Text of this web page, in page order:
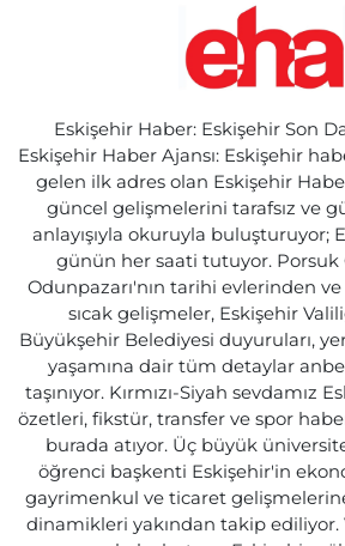
Eskişehir Haber: Eskişehir Son
Eskişehir Haber Ajansı: Eskişehir
gelen ilk adres olan Eskişehir
güncel gelişmelerini tarafsız ve
anlayışıyla okuruyla buluşturuyor;
günün her saati tutuyor. Porsuk
Odunpazarı'nın tarihi evlerinden ve
sıcak gelişmeler, Eskişehir
Büyükşehir Belediyesi duyuruları,
yaşamına dair tüm detaylar
taşınıyor. Kırmızı-Siyah sevdamız
özetleri, fikstür, transfer ve spor
burada atıyor. Üç büyük
öğrenci başkenti Eskişehir'in
gayrimenkul ve ticaret
dinamikleri yakından takip ediliyor.